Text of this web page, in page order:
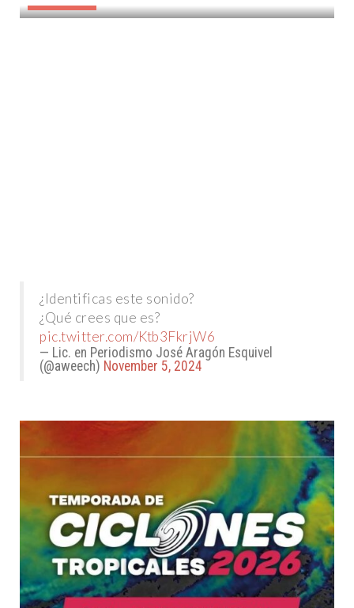
¿Identificas este sonido?
¿Qué crees que es?
pic.twitter.com/Ktb3FkrjW6
— Lic. en Periodismo José Aragón Esquivel
(@aweech) November 5, 2024